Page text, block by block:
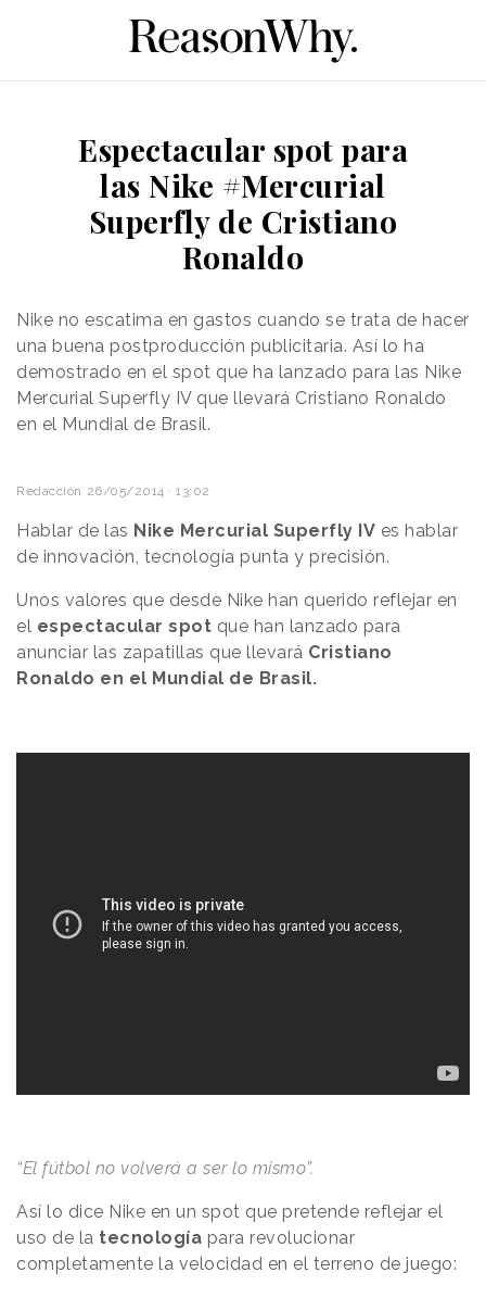
Espectacular spot para
las Nike #Mercurial
Superfly de Cristiano
Ronaldo
Nike no escatima en gastos cuando se trata de hacer
una buena postproducción publicitaria. Así lo ha
demostrado en el spot que ha lanzado para las Nike
Mercurial Superfly IV que llevará Cristiano Ronaldo
en el Mundial de Brasil.
Redacción 26/05/2014 · 13:02
Hablar de las Nike Mercurial Superfly IV es hablar
de innovación, tecnología punta y precisión.
Unos valores que desde Nike han querido reflejar en
el espectacular spot que han lanzado para
anunciar las zapatillas que llevará Cristiano
Ronaldo en el Mundial de Brasil.
“El fútbol no volverá a ser lo mismo”.
Así lo dice Nike en un spot que pretende reflejar el
uso de la tecnología para revolucionar
completamente la velocidad en el terreno de juego: